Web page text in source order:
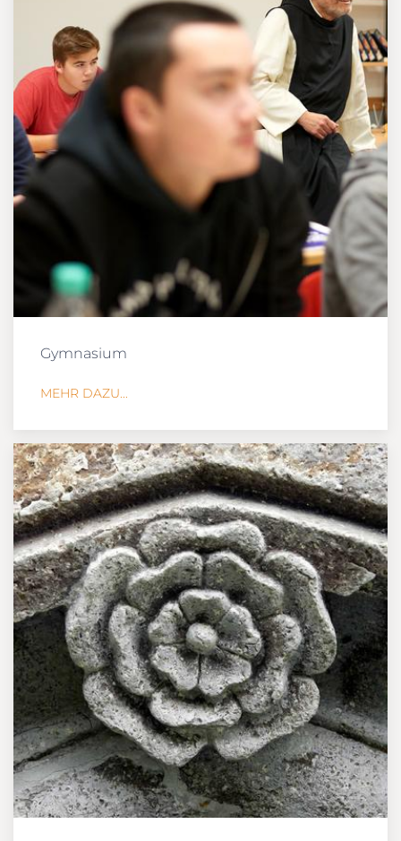
Gymnasium
MEHR DAZU...